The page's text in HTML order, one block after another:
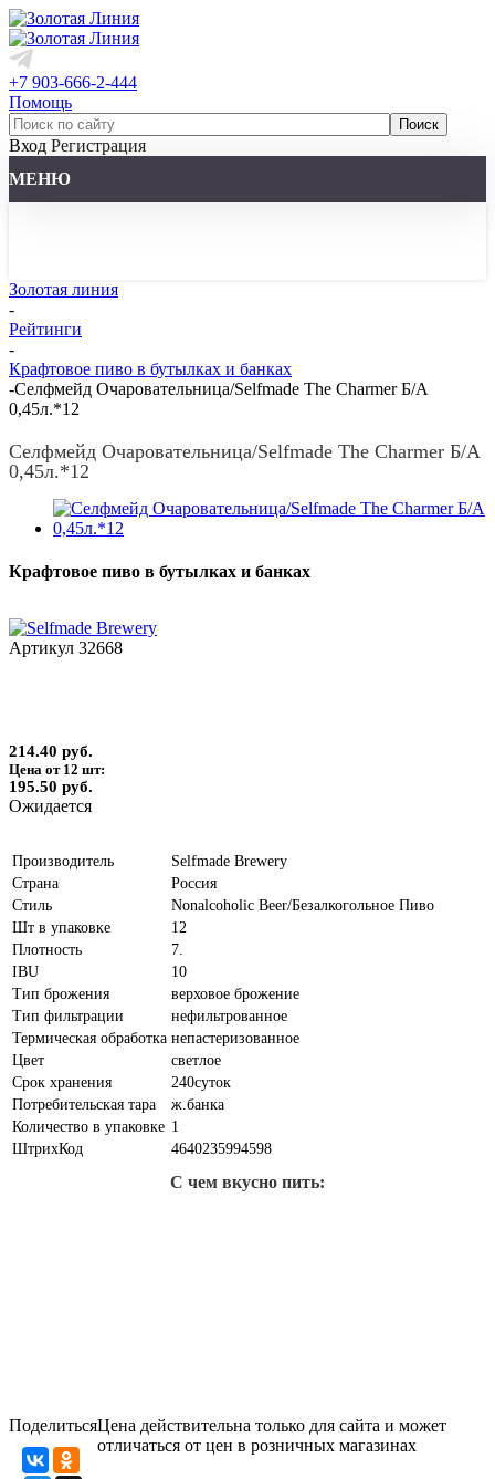
+7 903-666-2-444
Помощь
Вход Регистрация
МЕНЮ
Золотая линия
-
Рейтинги
-
Крафтовое пиво в бутылках и банках
-Селфмейд Очаровательница/Selfmade The Charmer Б/А
0,45л.*12
Селфмейд Очаровательница/Selfmade The Charmer Б/А
0,45л.*12
Крафтовое пиво в бутылках и банках
Артикул 32668
214.40 руб.
Цена от 12 шт:
195.50 руб.
Ожидается
Производитель
Selfmade Brewery
Страна
Россия
Стиль
Nonalcoholic Beer/Безалкогольное Пиво
Шт в упаковке
12
Плотность
7.
IBU
10
Тип брожения
верховое брожение
Тип фильтрации
нефильтрованное
Термическая обработка непастеризованное
Цвет
светлое
Срок хранения
240cуток
Потребительская тара
ж.банка
Количество в упаковке 1
ШтрихКод
4640235994598
С чем вкусно пить:
ПоделитьсяЦена действительна только для сайта и может
отличаться от цен в розничных магазинах